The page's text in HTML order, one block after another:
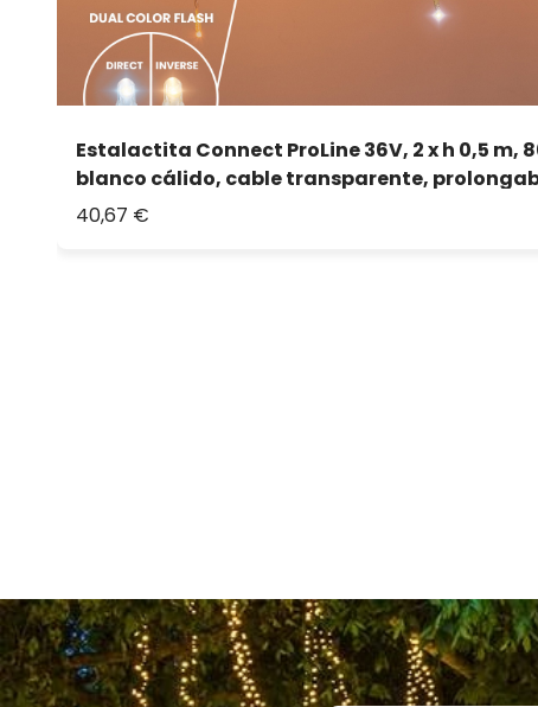
Estalactita Connect ProLine 36V, 2 x h 0,5 m,
blanco cálido, cable transparente,
40,67 €